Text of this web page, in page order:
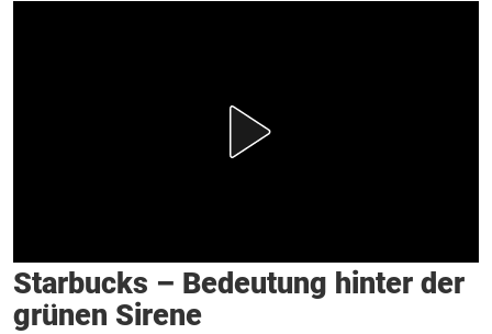
Starbucks – Bedeutung hinter der
grünen Sirene